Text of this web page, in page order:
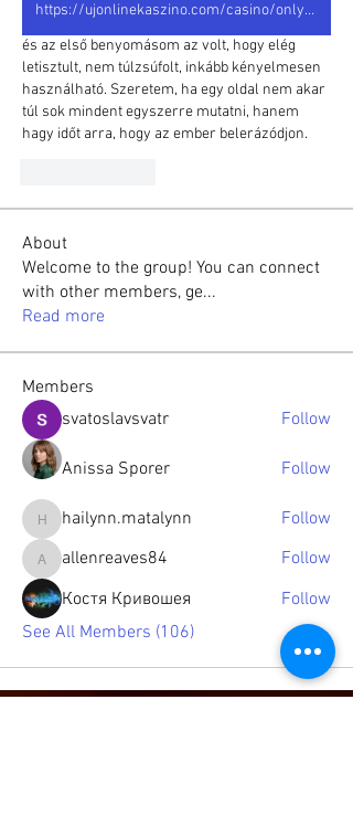
https://ujonlinekaszino.com/casino/onlyspins/
és az első benyomásom az volt, hogy elég
letisztult, nem túlzsúfolt, inkább kényelmesen
használható. Szeretem, ha egy oldal nem akar
túl sok mindent egyszerre mutatni, hanem
hagy időt arra, hogy az ember belerázódjon.
About
Welcome to the group! You can connect
with other members, ge...
Read more
Members
svatoslavsvatr
Follow
Anissa Sporer Follow
hailynn.matalynn
hailynn.matalynn Follow
allenreaves84
allenreaves84
Follow
Костя Кривошея
Follow
See All Members (106)